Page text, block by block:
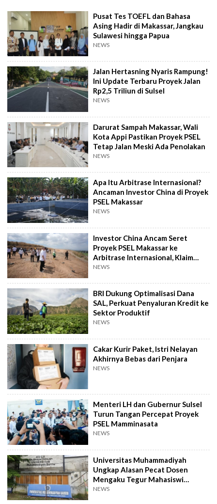
Pusat Tes TOEFL dan Bahasa
Asing Hadir di Makassar, Jangkau
Sulawesi hingga Papua
NEWS
Jalan Hertasning Nyaris Rampung!
Ini Update Terbaru Proyek Jalan
Rp2,5 Triliun di Sulsel
NEWS
Darurat Sampah Makassar, Wali
Kota Appi Pastikan Proyek PSEL
Tetap Jalan Meski Ada Penolakan
NEWS
Apa Itu Arbitrase Internasional?
Ancaman Investor China di Proyek
PSEL Makassar
NEWS
Investor China Ancam Seret
Proyek PSEL Makassar ke
Arbitrase Internasional, Klaim
Rugi Rp2,4 T
NEWS
BRI Dukung Optimalisasi Dana
SAL, Perkuat Penyaluran Kredit ke
Sektor Produktif
NEWS
Cakar Kurir Paket, Istri Nelayan
Akhirnya Bebas dari Penjara
NEWS
Menteri LH dan Gubernur Sulsel
Turun Tangan Percepat Proyek
PSEL Mamminasata
NEWS
Universitas Muhammadiyah
Ungkap Alasan Pecat Dosen
Mengaku Tegur Mahasiswi
Berpakaian Ketat
NEWS